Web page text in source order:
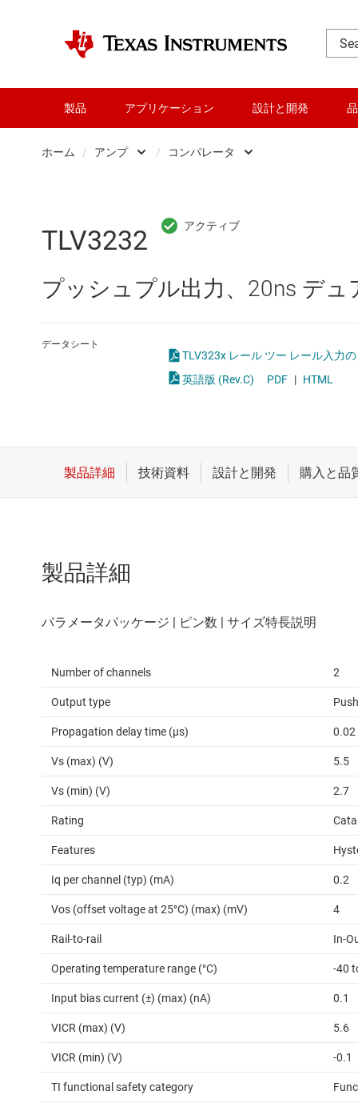
製品 アプリケーション 設計と開発
ホーム / アンプ
RF とマイクロ波
インターフェイス
クロックとタイミング
ダイ / ウェハー サービス
/ コンパレータ
スペシャル ファンク
完全差動アンプ
電流センシング アン
TLV3232
プッシュプル出力、20ns デ
データシート
TLV323x レール ツー レール入力
英語版 (Rev.C)
PDF | HTML
製品詳細
Number of channels 2
Output type
Propagation delay time (µs) 0.02
Vs (max) (V) 5.5
Vs (min) (V) 2.7
Rating
Features
Iq per channel (typ) (mA) 0.2
Vos (offset voltage at 25°C) (max) (mV) 4
Rail-to-rail In-
Operating temperature range (°C) -40
Input bias current (±) (max) (nA) 0.1
VICR (max) (V) 5.6
VICR (min) (V) -0.1
TI functional safety category